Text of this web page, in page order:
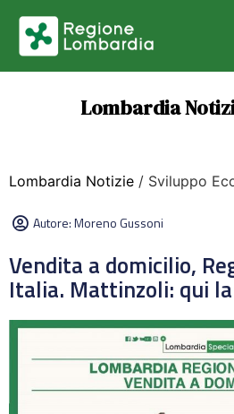
Lombardia
Lombardia Notizie / Sviluppo
Autore:Moreno Gussoni
Vendita a domicilio,
Italia. Mattinzoli: qui